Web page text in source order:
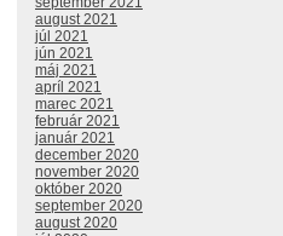
august 2021
júl 2021
jún 2021
máj 2021
apríl 2021
marec 2021
február 2021
január 2021
december 2020
november 2020
október 2020
september 2020
august 2020